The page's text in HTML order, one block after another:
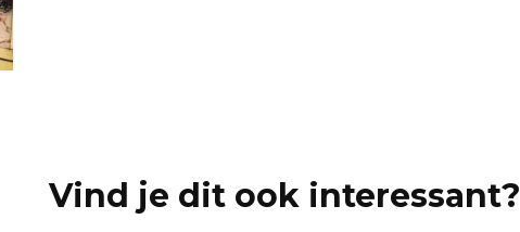
Vind je dit ook interessant?